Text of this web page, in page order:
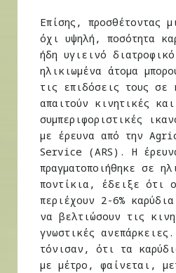
Επίσης, προσθέτοντας
όχι υψηλή, ποσότητα
ήδη υγιεινό
ηλικιωμένα άτομα
τις επιδόσεις τους σε
απαιτούν κινητικές και
συμπεριφοριστικές
με έρευνα από την
Service (ARS). Η
πραγματοποιήθηκε σε
ποντίκια, έδειξε ότι
περιέχουν 2-6%
να βελτιώσουν τις
γνωστικές
τόνισαν, ότι τα
με μέτρο, φαίνεται,